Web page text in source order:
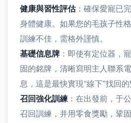
健康與習性評估：確保愛寵已
身體健康。如果您的毛孩子性
訓練不佳，需格外謹慎。
基礎信息牌 ：即使有定位器，
固的銘牌，清晰寫明主人聯系
息，這是最快實現“線下”找回的
召回強化訓練：在出發前，于
召回訓練，并用零食獎勵，鞏